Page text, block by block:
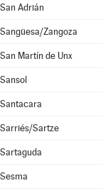
San Adrián
Sangüesa/Zangoza
San Martín de Unx
Sansol
Santacara
Sarriés/Sartze
Sartaguda
Sesma